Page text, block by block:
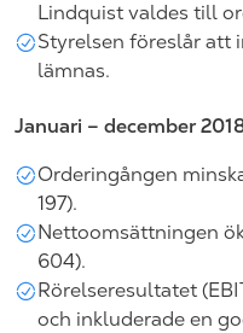
Lindquist valdes till
Styrelsen föreslår att
lämnas.
Januari – december
Orderingången
197).
Nettoomsättningen
604).
Rörelseresultatet
och inkluderade en